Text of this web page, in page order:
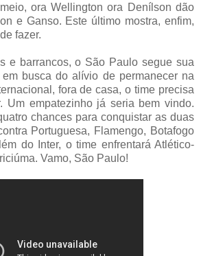
ora Wellington ora Denílson dão
e Ganso. Este último mostra, enfim,
fazer.
e barrancos, o São Paulo segue sua
busca do alívio de permanecer na
fora de casa, o time precisa
Um empatezinho já seria bem vindo.
chances para conquistar as duas
Portuguesa, Flamengo, Botafogo
do Inter, o time enfrentará Atlético-
Vamo, São Paulo!